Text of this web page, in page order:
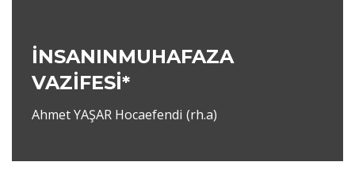
İNSANINMUHAFAZA
VAZİFESİ*
Ahmet YAŞAR Hocaefendi (rh.a)